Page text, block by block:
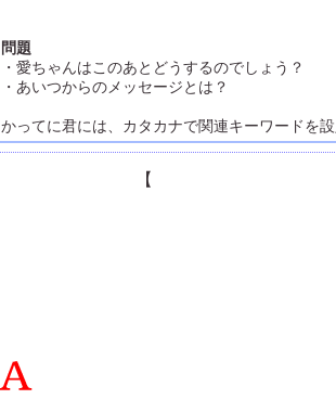
問題
・愛ちゃんはこのあとどうするのでしょう？
・あいつからのメッセージとは？
かってに君には、カタカナで関連キーワードを
【